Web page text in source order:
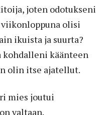
joten odotukseni
olisi
ikuista ja suurta?
käänteen
olin itse ajatellut.
mies joutui
valtaan.